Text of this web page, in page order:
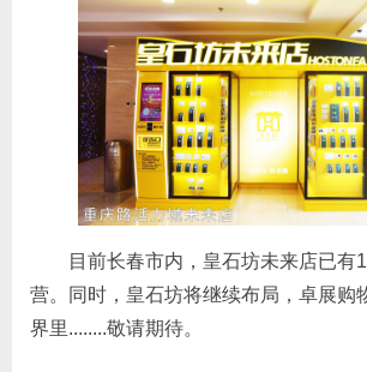
目前长春市内，皇石坊未来店已有
营。同时，皇石坊将继续布局，卓展购
界里........敬请期待。